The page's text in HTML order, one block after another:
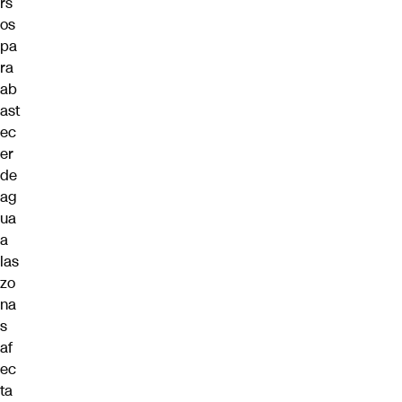
os
pa
ra
ab
ast
ec
er
de
ag
ua
a
las
zo
na
s
af
ec
ta